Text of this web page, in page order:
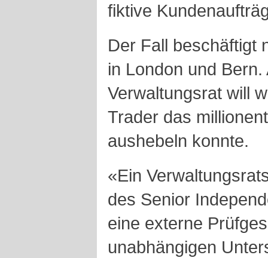
fiktive
Der Fall beschäftigt
in London und
Verwaltungsrat will
Trader das
aushebeln konnte.
«Ein
des Senior
eine externe
unabhängigen